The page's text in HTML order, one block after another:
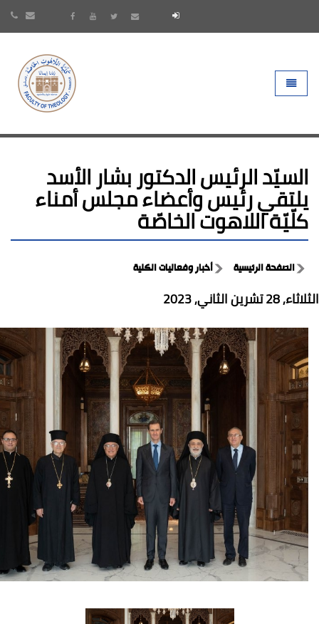
Toggle
السيّد الرئيس الدكتور بشار الأسد
يلتقي رئيس وأعضاء مجلس أمناء
كلّيّة اللاهوت الخاصّة
الصفحة الرئيسية أخبار وفعاليات الكلية
الثلاثاء, 28 تشرين الثاني, 2023